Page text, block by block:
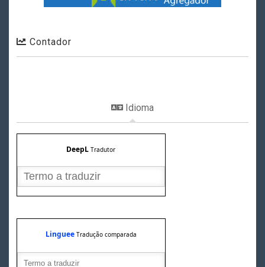
Contador
Idioma
DeepL Tradutor
Linguee Tradução comparada